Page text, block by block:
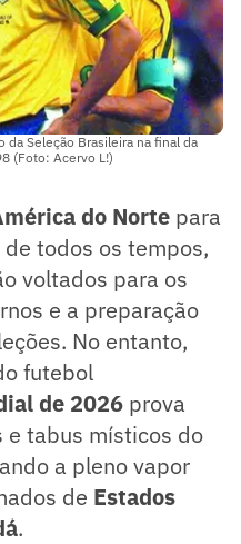
da Seleção Brasileira na final da
(Foto: Acervo L!)
do Norte para
de todos os tempos,
voltados para os
e a preparação
No entanto,
futebol
de 2026 prova
e tabus místicos do
a pleno vapor
de Estados
.